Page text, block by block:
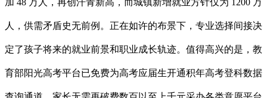
加 48 万人，再创汗青新高，而城镇新增就业方针仅为 1200 万
人，供需矛盾史无前例。正在如许的布景下，专业选择间接决
定了孩子将来的就业前景和职业成长轨迹。值得高兴的是，教
育部阳光高考平台已免费为高考应届生开通积年高考登科数据